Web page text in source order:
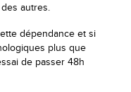
autres.
dépendance et si
plus que
de passer 48h